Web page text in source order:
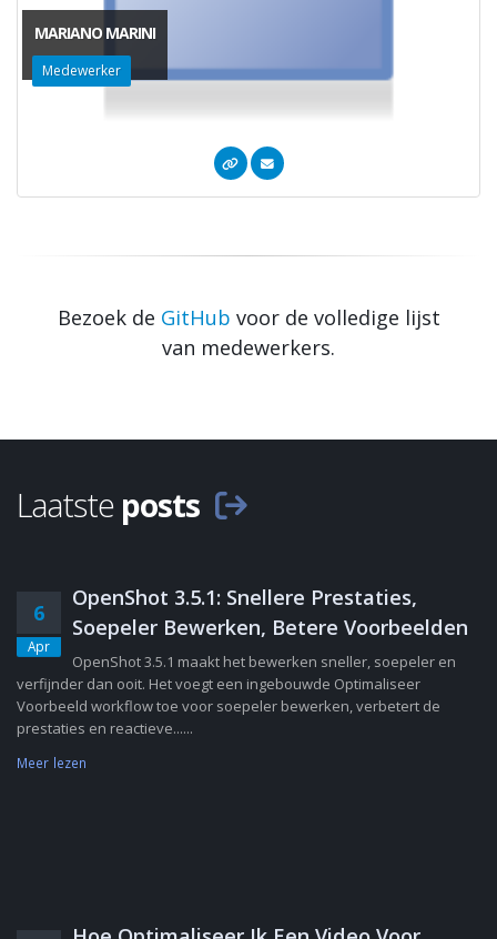
MARIANO MARINI
Medewerker
Bezoek de GitHub voor de volledige lijst
van medewerkers.
Laatste posts
6
Apr
OpenShot 3.5.1: Snellere Prestaties,
Soepeler Bewerken, Betere Voorbeelden
OpenShot 3.5.1 maakt het bewerken sneller, soepeler en
verfijnder dan ooit. Het voegt een ingebouwde Optimaliseer
Voorbeeld workflow toe voor soepeler bewerken, verbetert de
prestaties en reactieve......
Meer lezen